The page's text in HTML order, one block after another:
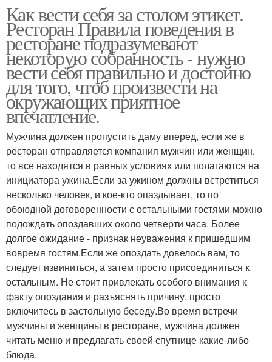
Как вести себя за столом этикет.
Ресторан Правила поведения в
ресторане подразумевают
некоторую собранность - нужно
вести себя правильно и достойно
для того, чтоб произвести на
окружающих приятное
впечатление.
Мужчина должен пропустить даму вперед, если же в
ресторан отправляется компания мужчин или женщин,
то все находятся в равных условиях или полагаются на
инициатора ужина.Если за ужином должны встретиться
несколько человек, и кое-кто опаздывает, то по
обоюдной договоренности с остальными гостями можно
подождать опоздавших около четверти часа. Более
долгое ожидание - признак неуважения к пришедшим
вовремя гостям.Если же опоздать довелось вам, то
следует извиниться, а затем просто присоединиться к
остальным. Не стоит привлекать особого внимания к
факту опоздания и разъяснять причину, просто
включитесь в застольную беседу.Во время встречи
мужчины и женщины в ресторане, мужчина должен
читать меню и предлагать своей спутнице какие-либо
блюда.